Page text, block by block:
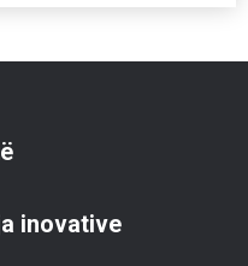
inovative